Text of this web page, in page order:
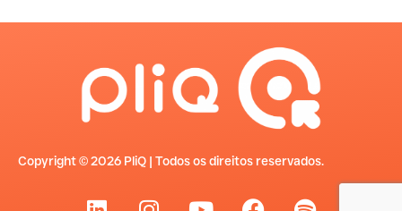
Copyright © 2026 PliQ | Todos os direitos reservados.